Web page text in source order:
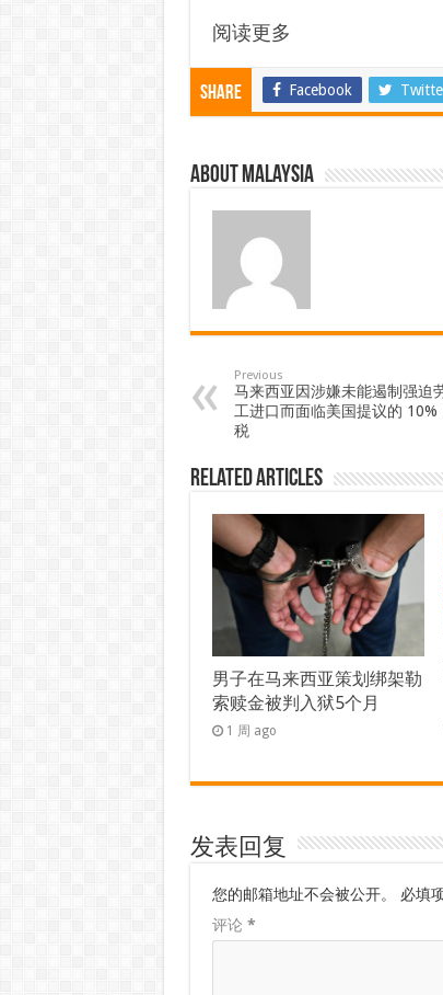
阅读更多
Share Facebook
About Malaysia
Previous
马来西亚因涉嫌未能遏制强迫
工进口而面临美国提议的 10%
税
Related Articles
男子在马来西亚策划绑架勒
索赎金被判入狱5个月
1 周 ago
发表回复
您的邮箱地址不会被公开。 必填
评论 *